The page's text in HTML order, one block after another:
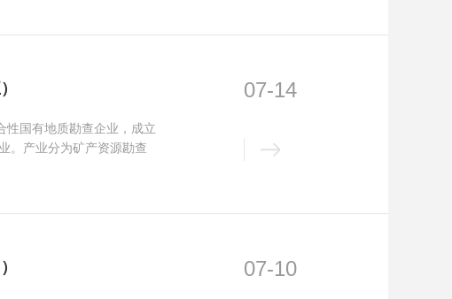
性国有地质勘查企业，成立
。产业分为矿产资源勘查
07-14
07-10